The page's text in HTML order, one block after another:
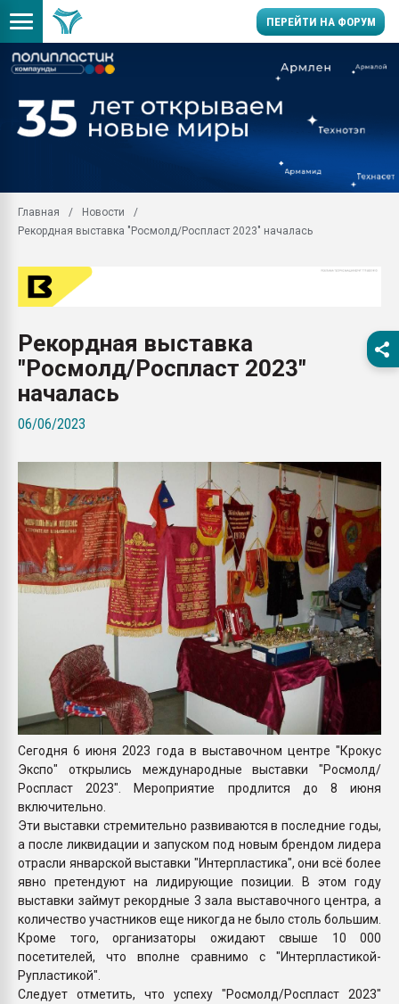
ПЕРЕЙТИ НА ФОРУМ
Вакуум-формовочные
28.07.2026
Материал
вакуумного
ПЕРЕЙТИ НА
Главная
Новости
Рекордная выставка "Росмолд/Роспласт 2023" началась
Рекордная выставка
"Росмолд/Роспласт 2023"
началась
06/06/2023
Сегодня 6 июня 2023 года в выставочном центре "Крокус
Экспо" открылись международные выставки "Росмолд/
Роспласт 2023". Мероприятие продлится до 8 июня
включительно.
Эти выставки стремительно развиваются в последние годы,
а после ликвидации и запуском под новым брендом лидера
отрасли январской выставки "Интерпластика", они всё более
явно претендуют на лидирующие позиции. В этом году
выставки займут рекордные 3 зала выставочного центра, а
количество участников еще никогда не было столь большим.
Кроме того, организаторы ожидают свыше 10 000
посетителей, что вполне сравнимо с "Интерпластикой-
Рупластикой".
Следует отметить, что успеху "Росмолд/Роспласт 2023"